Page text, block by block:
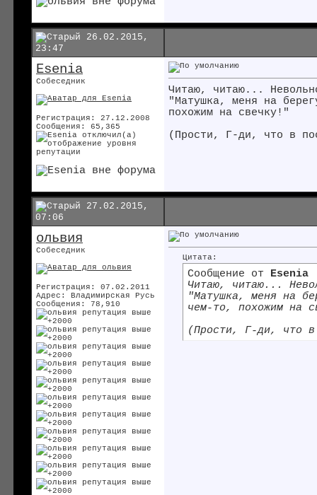
26.02.2015,
23:47
Esenia
Собеседник
Регистрация: 27.12.2008
Сообщения: 65,365
Читаю, читаю...
"Матушка, меня на
похожим на свечку!"
(Прости, Г-ди, что в
27.02.2015,
07:06
ольвия
Собеседник
Регистрация: 07.02.2011
Адрес: Владимирская Русь
Сообщения: 78,910
Цитата:
Сообщение от
Esenia
Читаю, читаю...
"Матушка, меня на
чем-то, похожим на
(Прости, Г-ди, что